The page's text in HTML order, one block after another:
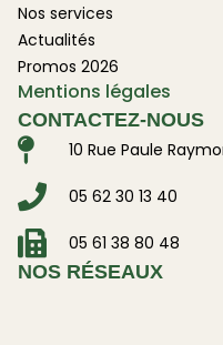
Nos services
Actualités
Promos 2026
Mentions légales
CONTACTEZ-NOUS
10 Rue Paule
05 62 30 13 40
05 61 38 80 48
NOS RÉSEAUX